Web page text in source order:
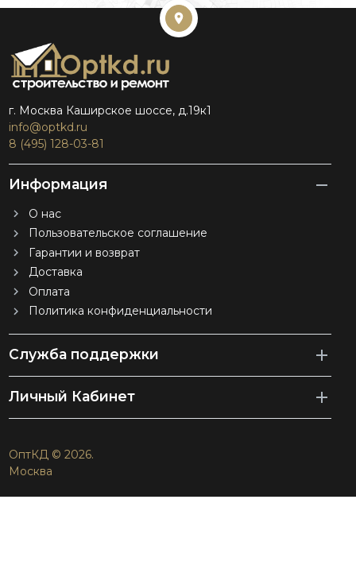
г. Москва Каширское шоссе, д.19к1
info@optkd.ru
8 (495) 128-03-81
Информация
О нас
Пользовательское соглашение
Гарантии и возврат
Доставка
Оплата
Политика конфиденциальности
Служба поддержки
Личный Кабинет
ОптКД © 2026.
Москва